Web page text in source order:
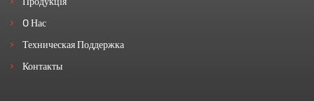
O Нас
Техническая Поддержка
Контакты